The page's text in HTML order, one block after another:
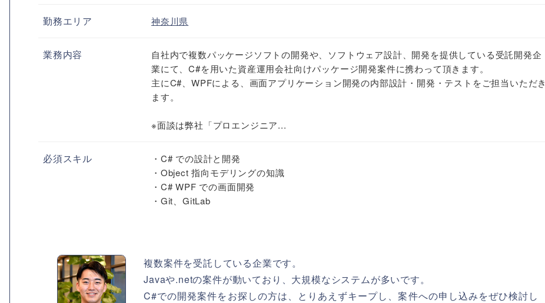
勤務エリア 神奈川県
業務内容
自社内で複数パッケージソフトの開発や、ソフトウェア設計、開発を提供している受託開発企
業にて、C#を用いた資産運用会社向けパッケージ開発案件に携わって頂きます。
主にC#、WPFによる、画面アプリケーション開発の内部設計・開発・テストをご担当いただき
ます。
※面談は弊社「プロエンジニア...
必須スキル
・C# での設計と開発
・Object 指向モデリングの知識
・C# WPF での画面開発
・Git、GitLab
複数案件を受託している企業です。
Javaや.netの案件が動いており、大規模なシステムが多いです。
C#での開発案件をお探しの方は、とりあえずキープし、案件への申し込みをぜひ検討し